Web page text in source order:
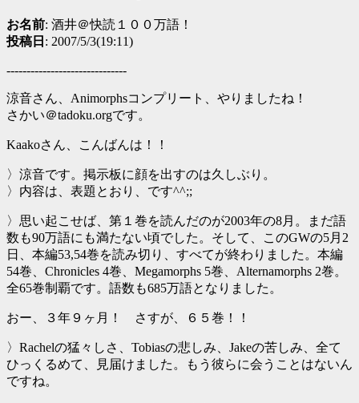
お名前: 酒井＠快読１００万語！
投稿日 : 2007/5/3(19:11)
------------------------------
涼音さん、Animorphsコンプリート、やりましたね！
さかい＠tadoku.orgです。
Kaakoさん、こんばんは！！
〉涼音です。掲示板に顔を出すのは久しぶり。
〉内容は、表題とおり、です^^;;
〉思い起こせば、第１巻を読んだのが2003年の8月。まだ語
数も90万語にも満たない頃でした。そして、このGWの5月2
日、本編53,54巻を読み切り、すべてが終わりました。本編
54巻、Chronicles 4巻、Megamorphs 5巻、Alternamorphs 2巻。
全65巻制覇です。語数も685万語となりました。
おー、３年９ヶ月！ さすが、６５巻！！
〉Rachelの猛々しさ、Tobiasの悲しみ、Jakeの苦しみ、全て
ひっくるめて、見届けました。もう彼らに会うことはないん
ですね。